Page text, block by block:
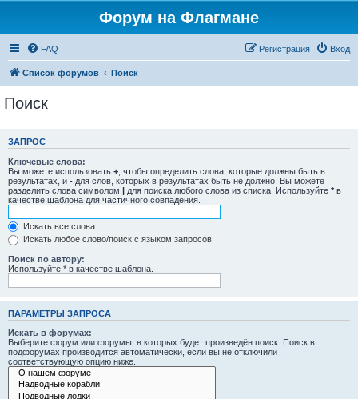
Форум на Флагмане
FAQ Вход
Регистрация
Список форумов Поиск
Поиск
ЗАПРОС
Ключевые слова:
Вы можете использовать + , чтобы определить слова, которые должны быть в
результатах, и - для слов, которых в результатах быть не должно. Вы можете
разделить слова символом | для поиска любого слова из списка. Используйте * в
качестве шаблона для частичного совпадения.
Искать все слова
Искать любое слово/поиск с языком запросов
Поиск по автору:
Используйте * в качестве шаблона.
ПАРАМЕТРЫ ЗАПРОСА
Искать в форумах:
Выберите форум или форумы, в которых будет произведён поиск. Поиск в
подфорумах производится автоматически, если вы не отключили
соответствующую опцию ниже.